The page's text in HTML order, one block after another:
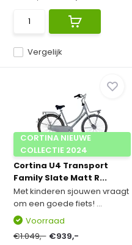
Vergelijk
CORTINA NIEUWE
COLLECTIE 2024
Cortina U4 Transport
Family Slate Matt R...
Met kinderen sjouwen vraagt
om een goede fiets! ...
Voorraad
€1.049,- €939,-